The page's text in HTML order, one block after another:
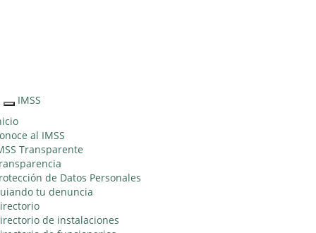
Interruptor
de
Navegación
IMSS
al IMSS
Transparente
de Datos Personales
tu denuncia
de instalaciones